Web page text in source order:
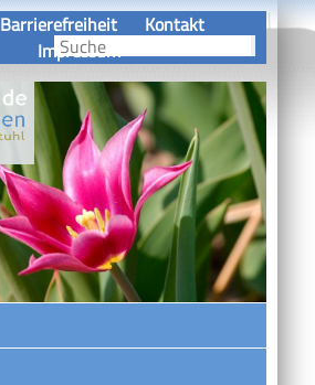
Barrierefreiheit
Kontakt
Impressum